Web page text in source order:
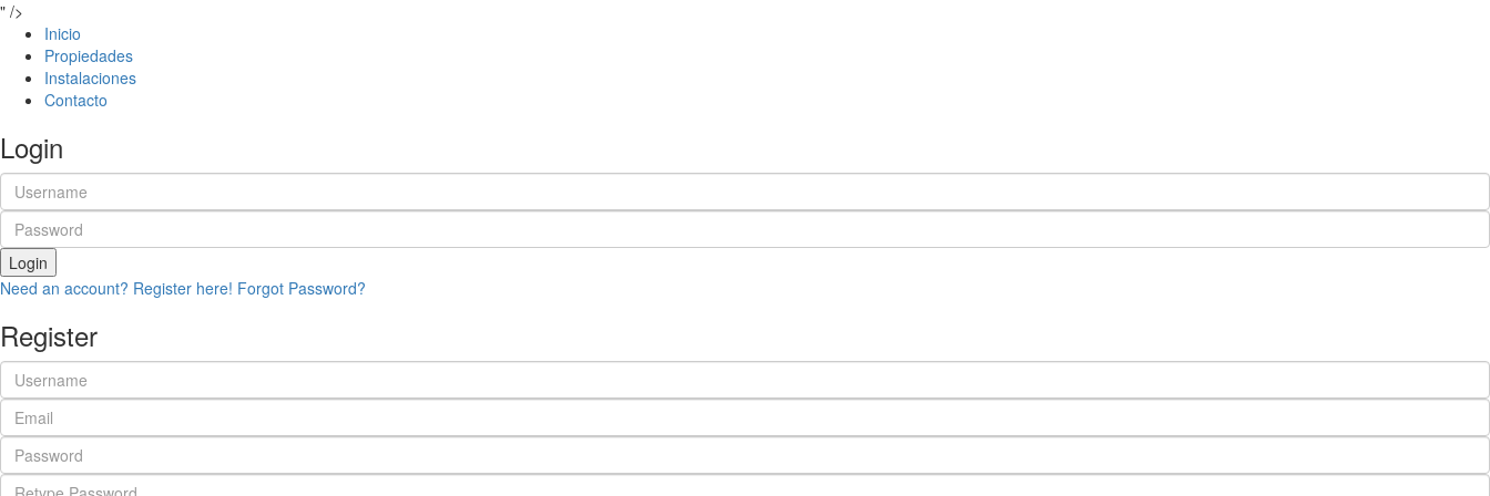
" />
Inicio
Propiedades
Instalaciones
Contacto
Login
Login
Need an account? Register here! Forgot Password?
Register